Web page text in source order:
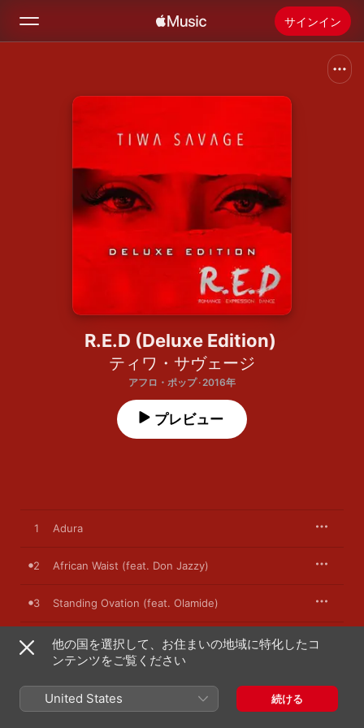
サインイン
R.E.D (Deluxe Edition)
ティワ・サヴェージ
アフロ・ポップ · 2016年
プレビュー
1 Adura
2 African Waist (feat. Don Jazzy)
3 Standing Ovation (feat. Olamide)
4 Rewind
6 Make Time (feat. Iceberg Slim)
他の国を選択して、お住まいの地域に特化したコ
ンテンツをご覧ください
United States 続ける